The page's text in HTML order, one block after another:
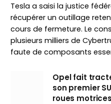
Tesla a saisi la justice
récupérer un outillage
cours de fermeture. Le
plusieurs milliers de
faute de composants
Opel fait
son premier
roues motrices